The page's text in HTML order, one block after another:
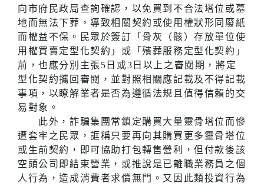
向市府民政局查詢確認，以免買到不合法塔位或墓
地而無法下葬，導致相關契約或使用權狀形同廢紙
而權益不保。民眾於簽訂「骨灰（骸）存放單位使
用權買賣定型化契約」或「殯葬服務定型化契約」
前，也應分別主張5日或3日以上之審閱期，將定
型化契約攜回審閱，並對照相關應記載及不得記載
事項，以瞭解業者是否為遵循法規且值得信賴的交
易對象。
此外，詐騙集團常鎖定購買大量靈骨塔位而慘
遭套牢之民眾，誆稱只要再向其購買更多靈骨塔位
或生前契約，即可協助打包轉售營利，但付款後該
空頭公司即結束營業，或推說是已離職業務員之個
人行為，造成消費者求償無門。又因此類投資行為